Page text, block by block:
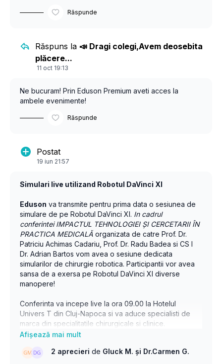
imunopedia-2025
#Imunopedia2025 #Eduson #Imunologie #Alergologie
#Reumatologie #EducatieMedicala #EvenimentMedical
Răspunde
Răspuns la 📣 Dragi colegi,Avem deosebita
plăcere...
11 oct 19:13
Ne bucuram! Prin Eduson Premium aveti acces la
ambele evenimente!
Răspunde
Postat
19 iun 21:57
Simulari live utilizand Robotul DaVinci XI
Eduson va transmite pentru prima data o sesiunea de
simulare de pe Robotul DaVinci XI. In cadrul
conferintei IMPACTUL TEHNOLOGIEI ȘI CERCETARII ÎN
PRACTICA MEDICALĂ organizata de catre Prof. Dr.
Patriciu Achimas Cadariu, Prof. Dr. Radu Badea si CS I
Dr. Adrian Bartos vom avea o sesiune dedicata
simularilor de chirurgie robotica. Participantii vor avea
sansa de a exersa pe Robotul DaVinci XI diverse
manopere!
Conferinta va incepe live la ora 09.00 la Hotelul
Univers T din Cluj-Napoca si va aduce specialisti de
marca din specialitatile chirurgicale si clinice.
2 aprecieri de Gluck M. și Dr.Carmen G.